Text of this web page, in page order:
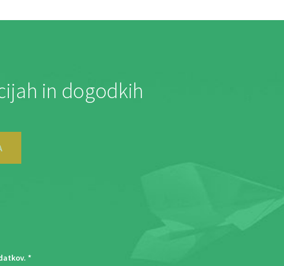
in dogodkih
. *